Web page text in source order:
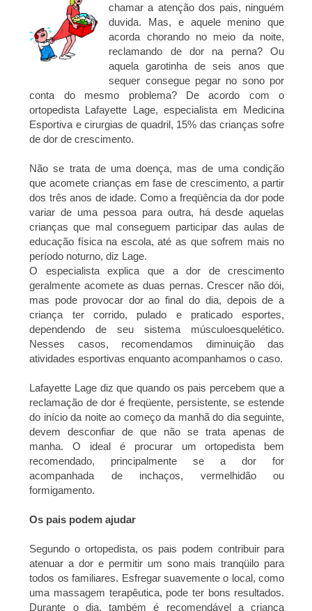
chamar a atenção dos pais, ninguém
duvida. Mas, e aquele menino que
acorda chorando no meio da noite,
reclamando de dor na perna? Ou
aquela garotinha de seis anos que
sequer consegue pegar no sono por
conta do mesmo problema? De acordo com o
ortopedista Lafayette Lage, especialista em Medicina
Esportiva e cirurgias de quadril, 15% das crianças sofre
de dor de crescimento.
Não se trata de uma doença, mas de uma condição
que acomete crianças em fase de crescimento, a partir
dos três anos de idade. Como a freqüência da dor pode
variar de uma pessoa para outra, há desde aquelas
crianças que mal conseguem participar das aulas de
educação física na escola, até as que sofrem mais no
período noturno, diz Lage.
O especialista explica que a dor de crescimento
geralmente acomete as duas pernas. Crescer não dói,
mas pode provocar dor ao final do dia, depois de a
criança ter corrido, pulado e praticado esportes,
dependendo de seu sistema músculoesquelético.
Nesses casos, recomendamos diminuição das
atividades esportivas enquanto acompanhamos o caso.
Lafayette Lage diz que quando os pais percebem que a
reclamação de dor é freqüente, persistente, se estende
do início da noite ao começo da manhã do dia seguinte,
devem desconfiar de que não se trata apenas de
manha. O ideal é procurar um ortopedista bem
recomendado, principalmente se a dor for
acompanhada de inchaços, vermelhidão ou
formigamento.
Os pais podem ajudar
Segundo o ortopedista, os pais podem contribuir para
atenuar a dor e permitir um sono mais tranqüilo para
todos os familiares. Esfregar suavemente o local, como
uma massagem terapêutica, pode ter bons resultados.
Durante o dia, também é recomendável a criança